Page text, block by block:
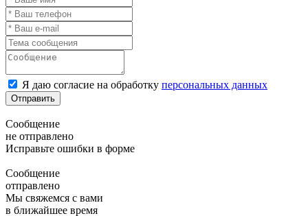
Я даю согласие на обработку персональных данных
Отправить
Сообщение
не отправлено
Исправьте ошибки в форме
Сообщение
отправлено
Мы свяжемся с вами
в ближайшее время